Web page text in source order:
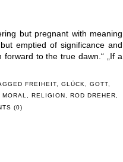
but pregnant with meaning
emptied of significance and
to the true dawn.“ „If a
FREIHEIT, GLÜCK GOTT,
MORAL RELIGION ROD DREHER
(0)